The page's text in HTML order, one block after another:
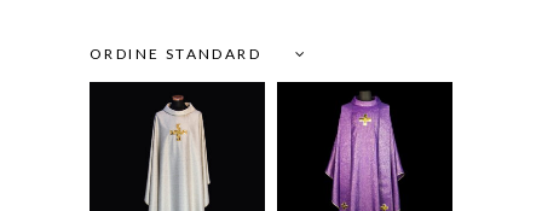
ORDINE STANDARD